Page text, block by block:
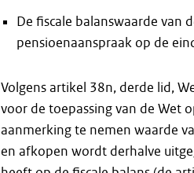
De fiscale balanswaarde van
pensioenaanspraak op de
Volgens artikel 38n, derde lid,
voor de toepassing van de Wet
aanmerking te nemen waarde
en afkopen wordt derhalve